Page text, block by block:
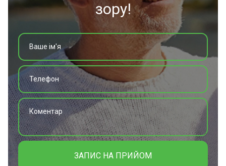
зору!
ЗАПИС НА ПРИЙОМ